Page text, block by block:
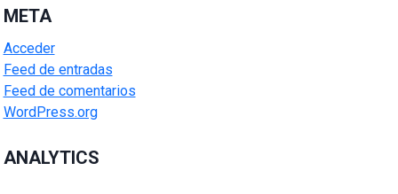
META
Acceder
Feed de entradas
Feed de comentarios
WordPress.org
ANALYTICS